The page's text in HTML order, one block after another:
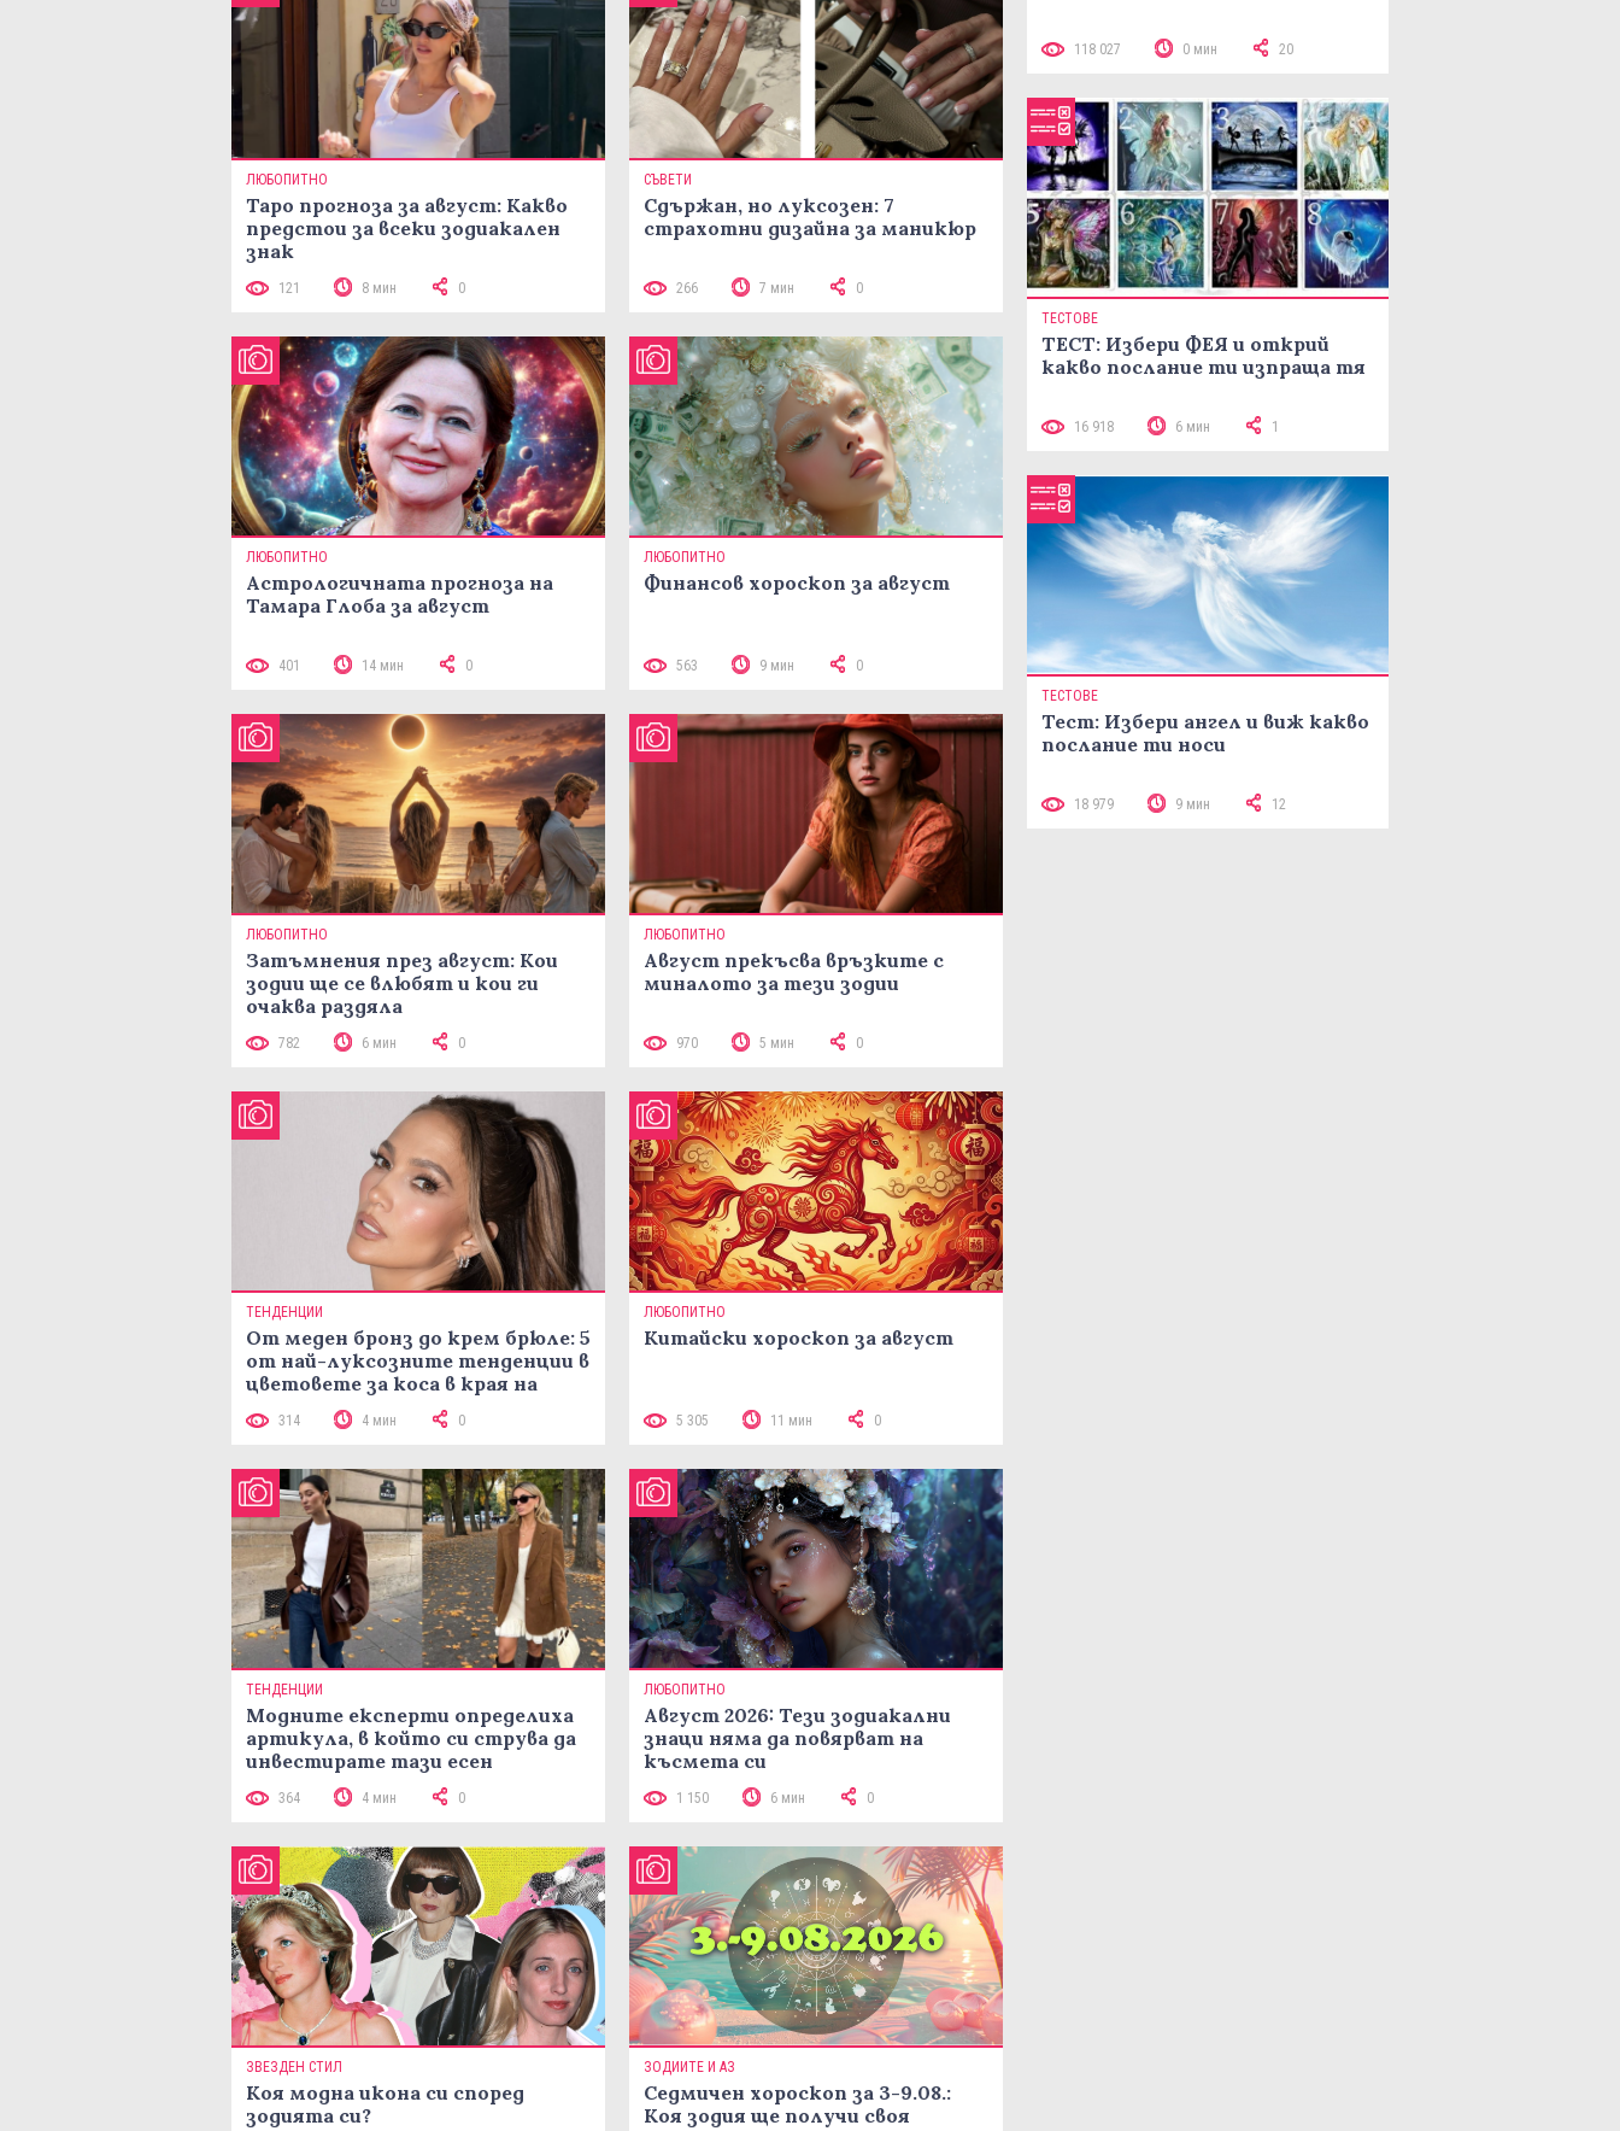
ЛЮБОПИТНО
Таро прогноза за август: Какво
предстои за всеки зодиакален
знак
121 8 мин 0
СЪВЕТИ
Сдържан, но луксозен: 7
страхотни дизайна за маникюр
266 7 мин 0
ЛЮБОПИТНО
Астрологичната прогноза на
Тамара Глоба за август
401 14 мин 0
ЛЮБОПИТНО
Финансов хороскоп за август
563 9 мин 0
ЛЮБОПИТНО
Затъмнения през август: Кои
зодии ще се влюбят и кои ги
очаква раздяла
782 6 мин 0
ЛЮБОПИТНО
Август прекъсва връзките с
миналото за тези зодии
970 5 мин 0
ТЕНДЕНЦИИ
От меден бронз до крем брюле: 5
от най-луксозните тенденции в
цветовете за коса в края на
314 4 мин 0
ЛЮБОПИТНО
Китайски хороскоп за август
5 305 11 мин 0
ТЕНДЕНЦИИ
Модните експерти определиха
артикула, в който си струва да
инвестирате тази есен
364 4 мин 0
ЛЮБОПИТНО
Август 2026: Тези зодиакални
знаци няма да повярват на
късмета си
1 150 6 мин 0
ЗВЕЗДЕН СТИЛ
Коя модна икона си според
зодията си?
ЗОДИИТЕ И АЗ
Седмичен хороскоп за 3-9.08.:
Коя зодия ще получи своя
118 027 0 мин 20
ТЕСТОВЕ
ТЕСТ: Избери ФЕЯ и открий
какво послание ти изпраща тя
16 918 6 мин 1
ТЕСТОВЕ
Тест: Избери ангел и виж какво
послание ти носи
18 979 9 мин 12